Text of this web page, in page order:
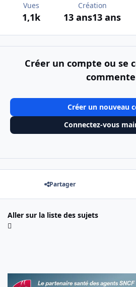
Vues
1,1k
Création
13 ans13 ans
Créer un compte ou se
Créer un nouveau
Connectez-vous
Partager
Aller sur la liste des sujets